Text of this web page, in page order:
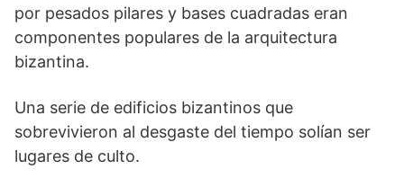
por pesados pilares y bases cuadradas eran
componentes populares de la arquitectura
bizantina.
Una serie de edificios bizantinos que
sobrevivieron al desgaste del tiempo solían ser
lugares de culto.